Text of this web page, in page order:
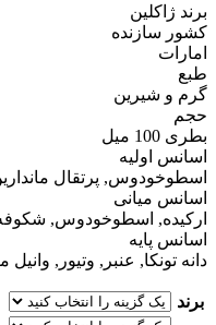
برند ژاکلین
کشور سازنده
امارات
طبع
گرم و شیرین
حجم
بطری 100 میل
اسانس اولیه
اسطوخودوس, پرتقال
اسانس میانی
ارکیده, اسطوخودوس,
اسانس پایه
دانه تونکا, عنبر, وتیور, وانیل
برند